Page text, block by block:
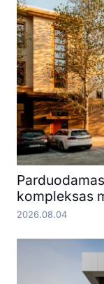
kompleksas
2026.08.04